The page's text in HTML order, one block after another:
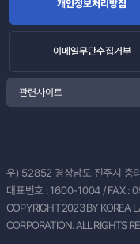
개인정보처리방침
이메일무단수집거부
관련사이트
우) 52852 경상남도 진주시 충
대표번호 :1600-1004 / FAX :
COPYRIGHT 2023 BY KOREA
CORPORATION. ALL RIGHTS